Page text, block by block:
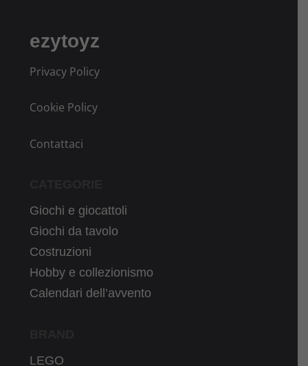
ezytoyz
Privacy Policy
Cookie Policy
Contattaci
Giochi e giocattoli
Giochi da tavolo
Costruzioni
Hobby e collezionismo
Calendari dell’avvento
LEGO